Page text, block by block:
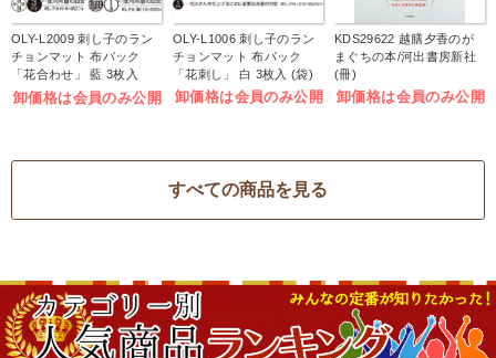
OLY-L2009 刺し子のラン
チョンマット 布パック
「花合わせ」 藍 3枚入
(袋)
卸価格は会員のみ公開
OLY-L1006 刺し子のラン
チョンマット 布パック
「花刺し」 白 3枚入 (袋)
卸価格は会員のみ公開
KDS29622 越膳夕香のが
まぐちの本/河出書房新社
(冊)
卸価格は会員のみ公開
すべての商品を見る